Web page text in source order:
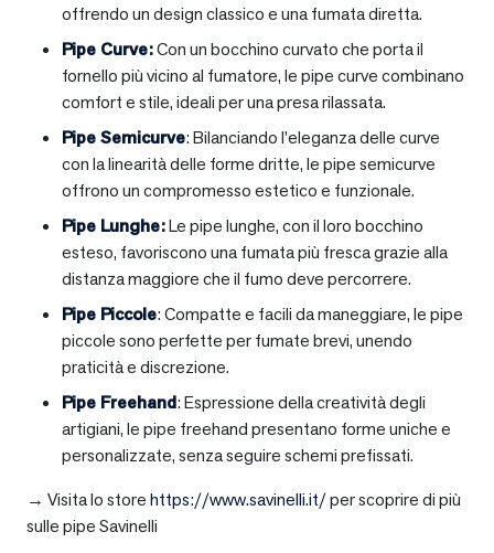
offrendo un design classico e una fumata diretta.
Pipe Curve:Con un bocchino curvato che porta il
fornello più vicino al fumatore, le pipe curve combinano
comfort e stile, ideali per una presa rilassata.
Pipe Semicurve: Bilanciando l’eleganza delle curve
con la linearità delle forme dritte, le pipe semicurve
offrono un compromesso estetico e funzionale.
Pipe Lunghe:Le pipe lunghe, con il loro bocchino
esteso, favoriscono una fumata più fresca grazie alla
distanza maggiore che il fumo deve percorrere.
Pipe Piccole: Compatte e facili da maneggiare, le pipe
piccole sono perfette per fumate brevi, unendo
praticità e discrezione.
Pipe Freehand: Espressione della creatività degli
artigiani, le pipe freehand presentano forme uniche e
personalizzate, senza seguire schemi prefissati.
→ Visita lo storehttps://www.savinelli.it/per scoprire di più
sulle pipe Savinelli